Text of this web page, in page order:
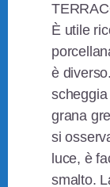
È utile
è
grana
si
luce, è
smalto.